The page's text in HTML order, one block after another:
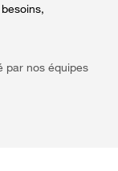
par nos équipes